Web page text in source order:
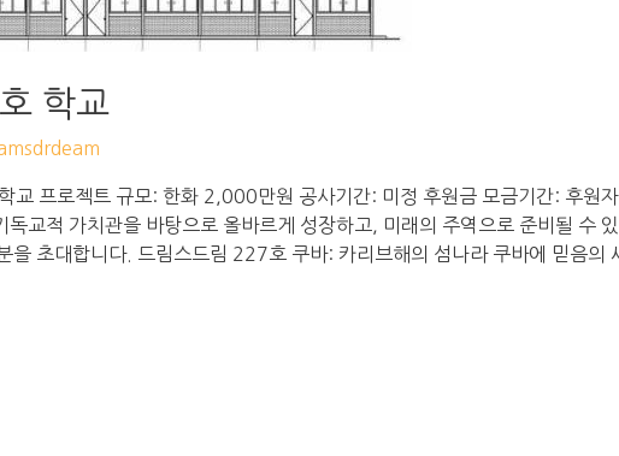
학교
교 프로젝트 규모: 한화 2,000만원 공사기간: 미정 후원금 모금기간: 후원
독교적 가치관을 바탕으로 올바르게 성장하고, 미래의 주역으로 준비될 수
을 초대합니다. 드림스드림 227호 쿠바: 카리브해의 섬나라 쿠바에 믿음의